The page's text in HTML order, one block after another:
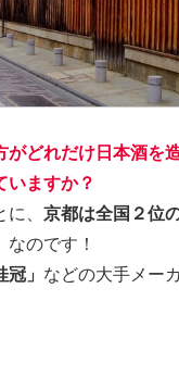
どれだけ日本酒を
いますか？
、 京都は全国２位
なのです！
冠」 などの大手メー